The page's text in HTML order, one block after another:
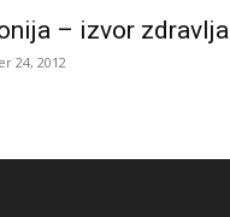
– izvor zdravlja
24, 2012